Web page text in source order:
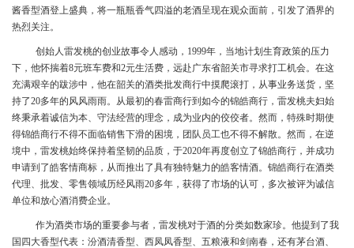
酱香型酒登上盛典，将一瓶瓶香气四溢的老酒呈现在观众面前，引发了酒界的
热烈关注。
创始人雷发桃的创业故事令人感动，1999年，当地计划生育政策的压力
下，他怀揣着8元班车费和2元生活费，远赴广东省韶关市寻求打工机会。在这
充满艰辛的跋涉中，他在韶关的酒类批发商行中摸爬滚打，从事业务送货，坚
持了20多年的风风雨雨。从最初的春雷商行到如今的锦皓商行，雷发桃夫妇始
终秉承着诚信为本、守法经营的理念，成为业内的佼佼者。然而，特殊时期使
得锦皓商行不得不面临销售下滑的困境，团队员工也不得不解散。然而，在逆
境中，雷发桃始终保持着坚韧的品质，于2020年再度创立了锦皓商行，并成功
申请到了皓客情商标，从而推出了具有独特魅力的皓客情酒。锦皓商行在酒类
代理、批发、零售领域历经风雨20多年，获得了市场的认可，多次被评为诚信
单位和放心酒消费企业。
作为酒类市场的重要参与者，雷发桃对于酒的分类如数家珍。他提到了我
国四大香型代表：汾酒清香型、西凤凤香型、五粮液和剑南春，还有茅台酒、